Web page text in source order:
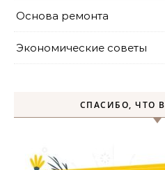
Основа ремонта
Экономические советы
СПАСИБО, ЧТО